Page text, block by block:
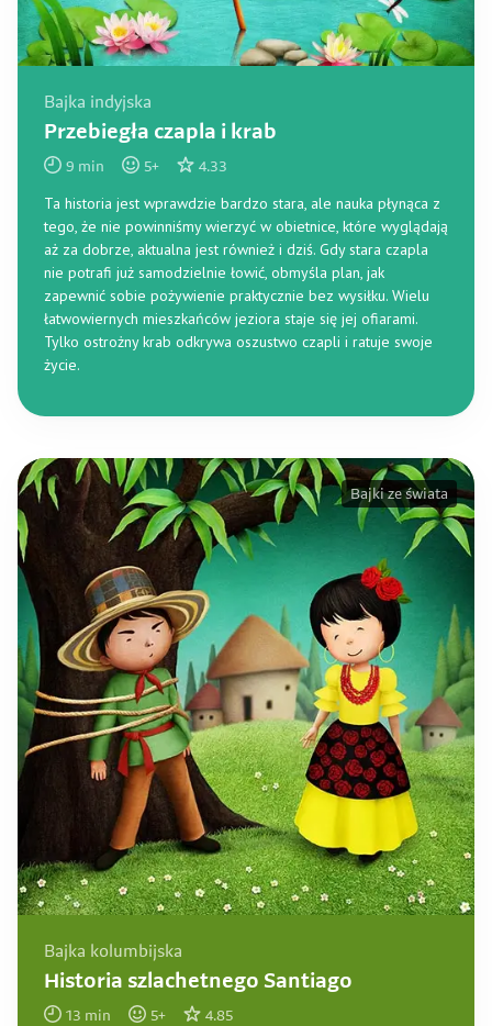
Bajka indyjska
Przebiegła czapla i krab
9 min 5+ 4.33
Ta historia jest wprawdzie bardzo stara, ale nauka płynąca z
tego, że nie powinniśmy wierzyć w obietnice, które wyglądają
aż za dobrze, aktualna jest również i dziś. Gdy stara czapla
nie potrafi już samodzielnie łowić, obmyśla plan, jak
zapewnić sobie pożywienie praktycznie bez wysiłku. Wielu
łatwowiernych mieszkańców jeziora staje się jej ofiarami.
Tylko ostrożny krab odkrywa oszustwo czapli i ratuje swoje
życie.
Bajki ze świata
Bajka kolumbijska
Historia szlachetnego Santiago
13 min 5+ 4.85